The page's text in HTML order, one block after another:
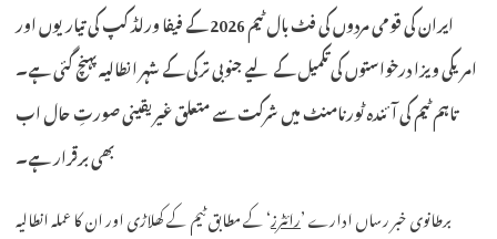
ایران کی قومی مردوں کی فٹ بال ٹیم 2026 کے فیفا ورلڈ کپ کی تیاریوں اور
امریکی ویزا درخواستوں کی تکمیل کے لیے جنوبی ترکی کے شہر انطالیہ پہنچ گئی ہے۔
تاہم ٹیم کی آئندہ ٹورنامنٹ میں شرکت سے متعلق غیر یقینی صورتِ حال اب
بھی برقرار ہے۔
برطانوی خبر رساں ادارے ’رائٹرز‘ کے مطابق ٹیم کے کھلاڑی اور ان کا عملہ انطالیہ